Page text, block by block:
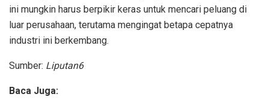
ini mungkin harus berpikir keras untuk mencari peluang di
luar perusahaan, terutama mengingat betapa cepatnya
industri ini berkembang.
Sumber: Liputan6
Baca Juga: